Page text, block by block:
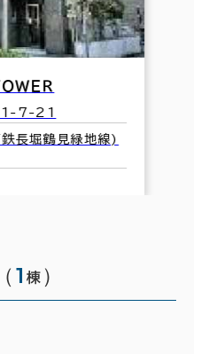
ＷＥＲ
1-7-21
長堀鶴見緑地線)
（1 棟 ）